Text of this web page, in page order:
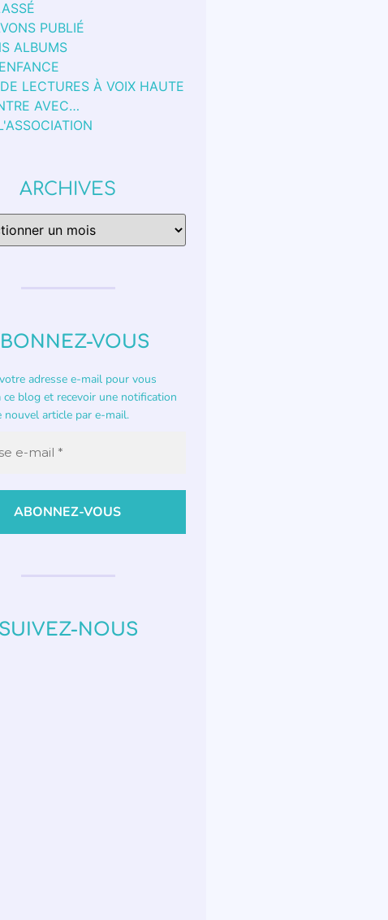
PUBLIÉ
ALBUMS
LECTURES À VOIX HAUTE
AVEC…
ARCHIVES
VOUS
adresse e-mail pour vous
ce blog et recevoir une notification
nouvel article par e-mail.
SUIVEZ-NOUS